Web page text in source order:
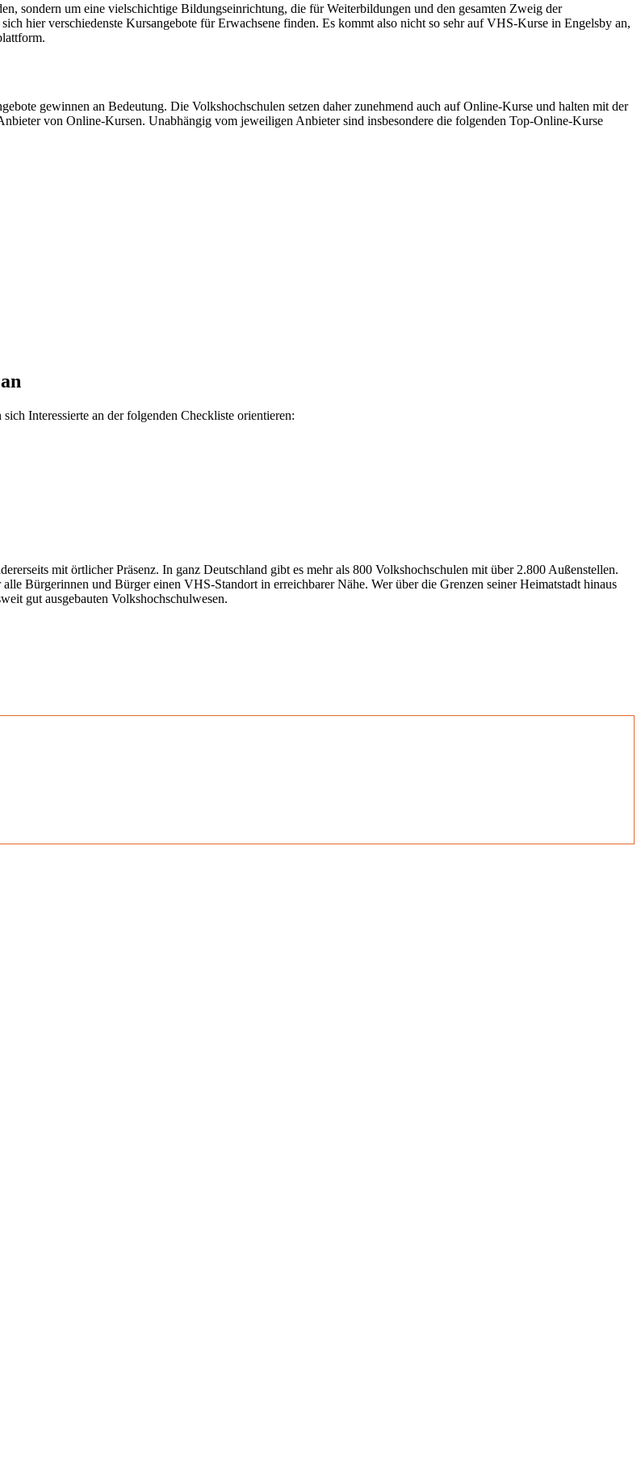
sondern um eine vielschichtige Bildungseinrichtung, die für Weiterbildungen und den gesamten Zweig der
hier verschiedenste Kursangebote für Erwachsene finden. Es kommt also nicht so sehr auf VHS-Kurse in Engelsby an,
gewinnen an Bedeutung. Die Volkshochschulen setzen daher zunehmend auch auf Online-Kurse und halten mit der
von Online-Kursen. Unabhängig vom jeweiligen Anbieter sind insbesondere die folgenden Top-Online-Kurse
Interessierte an der folgenden Checkliste orientieren:
mit örtlicher Präsenz. In ganz Deutschland gibt es mehr als 800 Volkshochschulen mit über 2.800 Außenstellen.
Bürgerinnen und Bürger einen VHS-Standort in erreichbarer Nähe. Wer über die Grenzen seiner Heimatstadt hinaus
gut ausgebauten Volkshochschulwesen.